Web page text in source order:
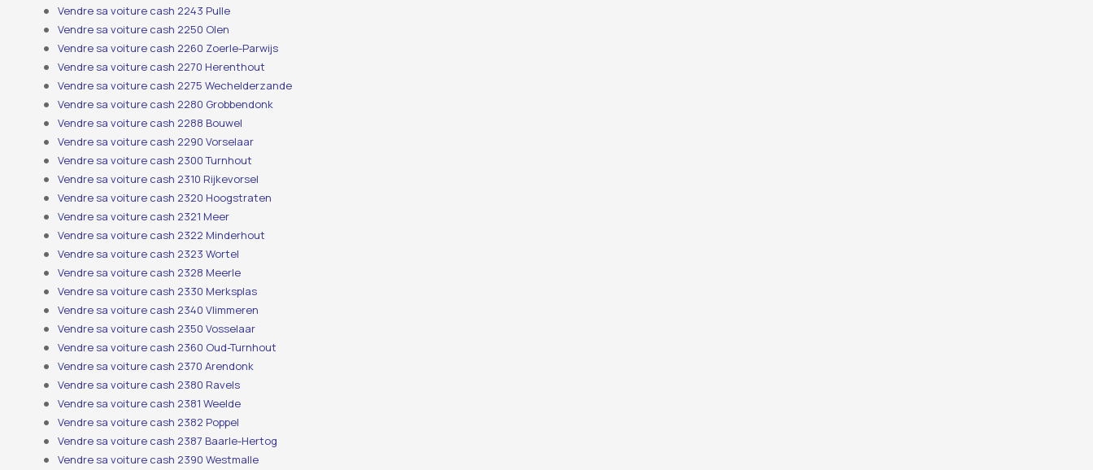
Vendre sa voiture cash 2243 Pulle
Vendre sa voiture cash 2250 Olen
Vendre sa voiture cash 2260 Zoerle-Parwijs
Vendre sa voiture cash 2270 Herenthout
Vendre sa voiture cash 2275 Wechelderzande
Vendre sa voiture cash 2280 Grobbendonk
Vendre sa voiture cash 2288 Bouwel
Vendre sa voiture cash 2290 Vorselaar
Vendre sa voiture cash 2300 Turnhout
Vendre sa voiture cash 2310 Rijkevorsel
Vendre sa voiture cash 2320 Hoogstraten
Vendre sa voiture cash 2321 Meer
Vendre sa voiture cash 2322 Minderhout
Vendre sa voiture cash 2323 Wortel
Vendre sa voiture cash 2328 Meerle
Vendre sa voiture cash 2330 Merksplas
Vendre sa voiture cash 2340 Vlimmeren
Vendre sa voiture cash 2350 Vosselaar
Vendre sa voiture cash 2360 Oud-Turnhout
Vendre sa voiture cash 2370 Arendonk
Vendre sa voiture cash 2380 Ravels
Vendre sa voiture cash 2381 Weelde
Vendre sa voiture cash 2382 Poppel
Vendre sa voiture cash 2387 Baarle-Hertog
Vendre sa voiture cash 2390 Westmalle